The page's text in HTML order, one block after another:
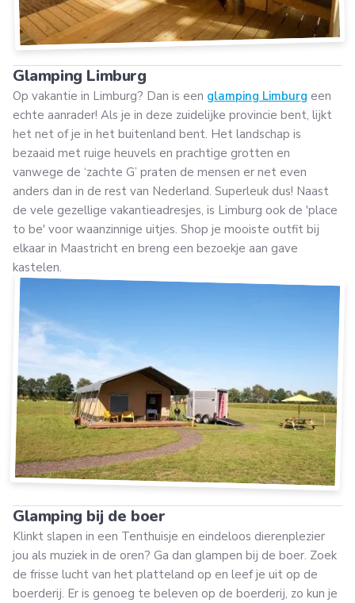
Glamping Limburg
Op vakantie in Limburg? Dan is een glamping Limburg een
echte aanrader! Als je in deze zuidelijke provincie bent, lijkt
het net of je in het buitenland bent. Het landschap is
bezaaid met ruige heuvels en prachtige grotten en
vanwege de ‘zachte G’ praten de mensen er net even
anders dan in de rest van Nederland. Superleuk dus! Naast
de vele gezellige vakantieadresjes, is Limburg ook de 'place
to be' voor waanzinnige uitjes. Shop je mooiste outfit bij
elkaar in Maastricht en breng een bezoekje aan gave
kastelen.
Glamping bij de boer
Klinkt slapen in een Tenthuisje en eindeloos dierenplezier
jou als muziek in de oren? Ga dan glampen bij de boer. Zoek
de frisse lucht van het platteland op en leef je uit op de
boerderij. Er is genoeg te beleven op de boerderij, zo kun je